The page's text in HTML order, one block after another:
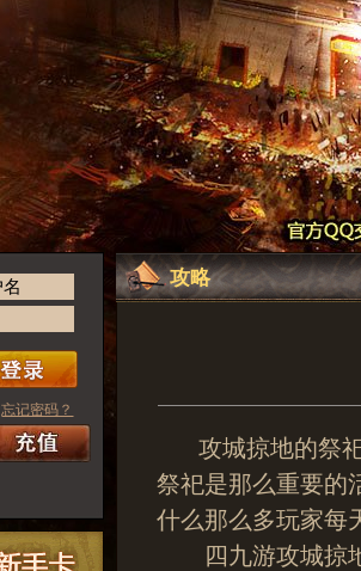
忘记密码？
攻略
攻城掠地的祭祀
祭祀是那么重要的
什么那么多玩家每
四九游攻城掠地